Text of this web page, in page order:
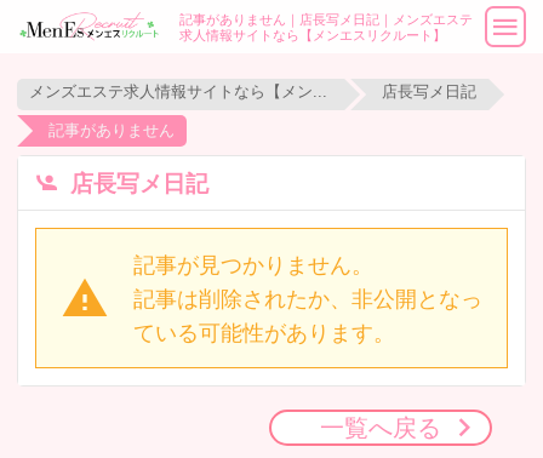
記事がありません｜店長写メ日記｜メンズエステ
求人情報サイトなら【メンエスリクルート】
店長写メ日記
記事がありません
店長写メ日記
記事が見つかりません。
記事は削除されたか、非公開となっ
ている可能性があります。
一覧へ戻る